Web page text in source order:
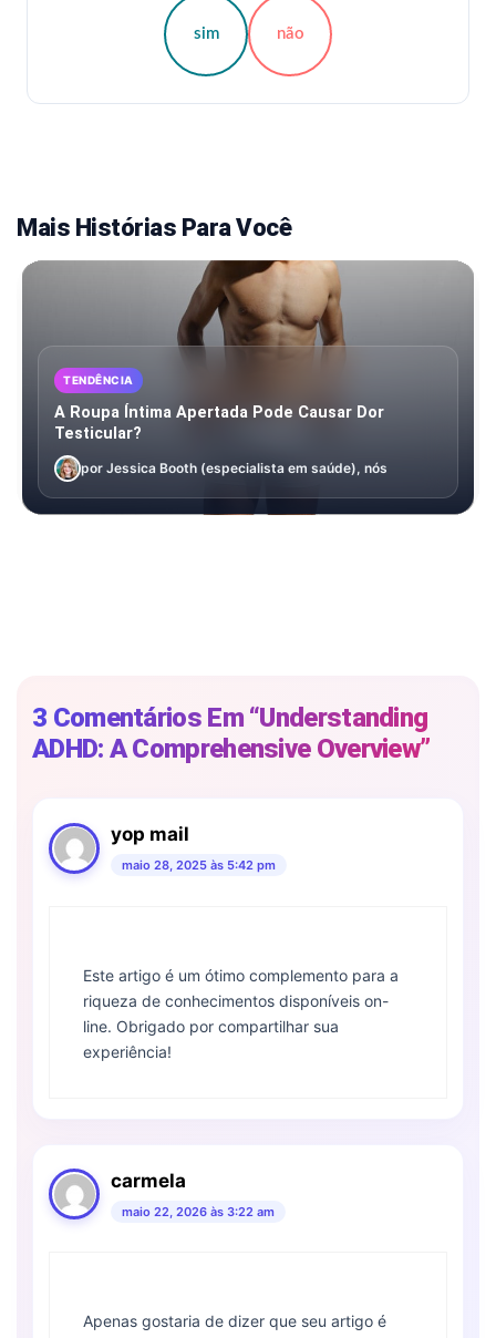
sim não
Mais Histórias Para Você
TENDÊNCIA
A Roupa Íntima Apertada Pode Causar Dor
Testicular?
por Jessica Booth (especialista em saúde), nós
3 Comentários Em “Understanding
ADHD: A Comprehensive Overview”
yop mail
maio 28, 2025 às 5:42 pm
Este artigo é um ótimo complemento para a
riqueza de conhecimentos disponíveis on-
line. Obrigado por compartilhar sua
experiência!
carmela
maio 22, 2026 às 3:22 am
Apenas gostaria de dizer que seu artigo é